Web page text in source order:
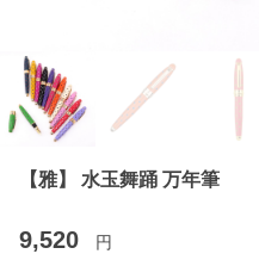
【雅】 水玉舞踊 万年筆
9,520 円